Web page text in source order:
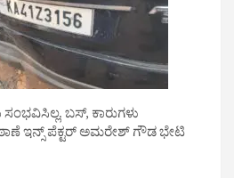
ಬಸ್, ಕಾರುಗಳು
ಇನ್ಸ್ ಪೆಕ್ಟರ್ ಅಮರೇಶ್ ಗೌಡ ಭೇಟಿ